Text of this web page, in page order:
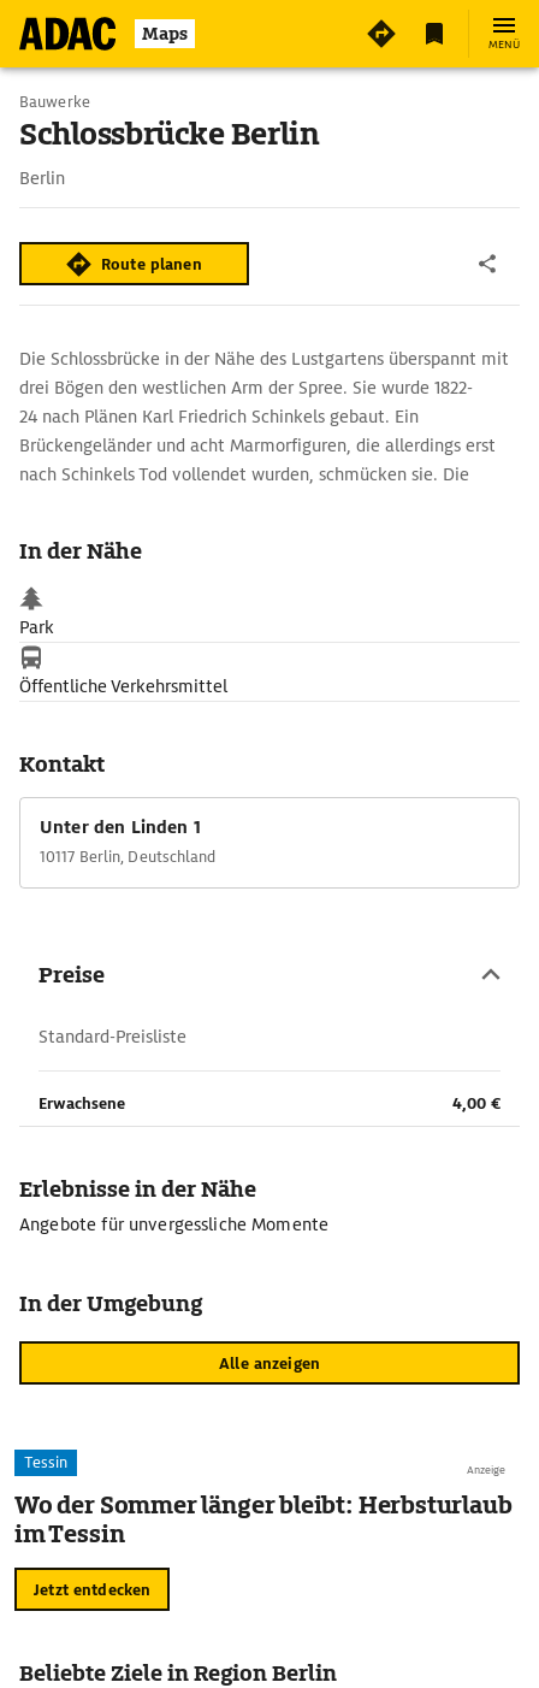
Maps MENÜ
Bauwerke
Schlossbrücke Berlin
Berlin
Route planen
Die Schlossbrücke in der Nähe des Lustgartens überspannt mit
drei Bögen den westlichen Arm der Spree. Sie wurde 1822-
24 nach Plänen Karl Friedrich Schinkels gebaut. Ein
Brückengeländer und acht Marmorfiguren, die allerdings erst
nach Schinkels Tod vollendet wurden, schmücken sie. Die
In der Nähe
Park
Öffentliche Verkehrsmittel
Kontakt
Unter den Linden 1
10117 Berlin, Deutschland
Preise
Standard-Preisliste
Erwachsene 4,00 €
Erlebnisse in der Nähe
Angebote für unvergessliche Momente
In der Umgebung
Alle anzeigen
Anzeige
Tessin
Wo der Sommer länger bleibt: Herbsturlaub
im Tessin
Jetzt entdecken
Beliebte Ziele in Region Berlin